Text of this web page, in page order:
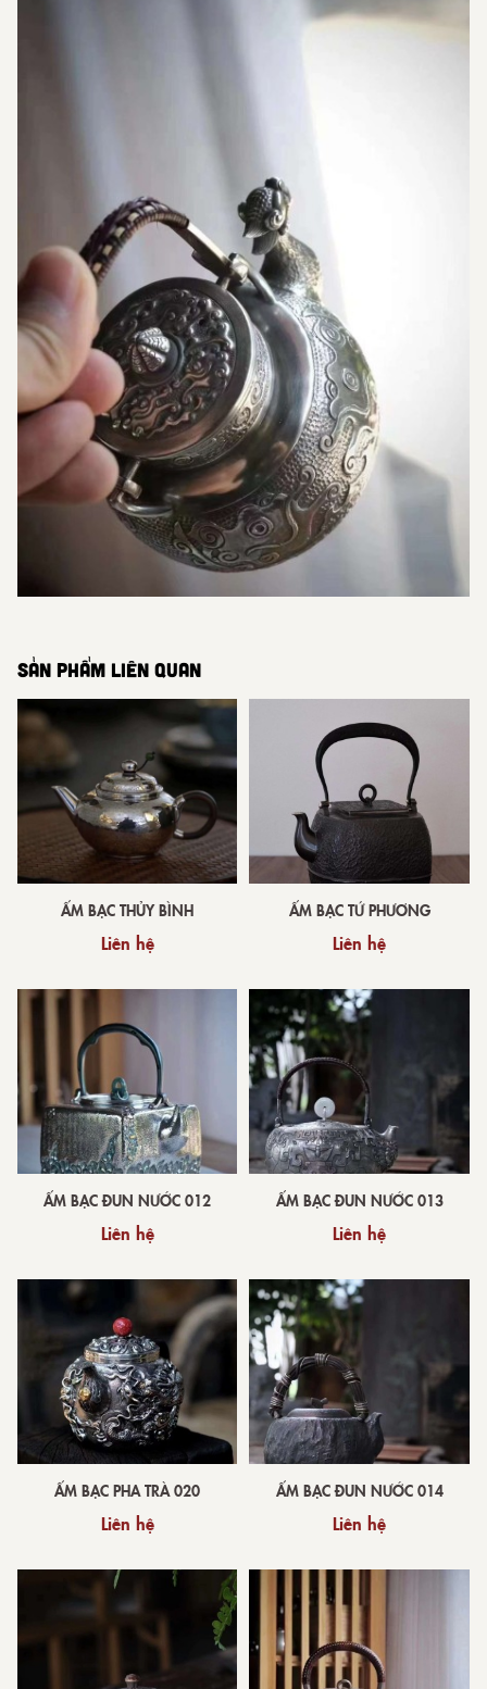
SẢN PHẨM LIÊN QUAN
ẤM BẠC THỦY BÌNH
Liên hệ
ẤM BẠC TỨ PHƯƠNG
Liên hệ
ẤM BẠC ĐUN NƯỚC 012
Liên hệ
ẤM BẠC ĐUN NƯỚC 013
Liên hệ
ẤM BẠC PHA TRÀ 020
Liên hệ
ẤM BẠC ĐUN NƯỚC 014
Liên hệ